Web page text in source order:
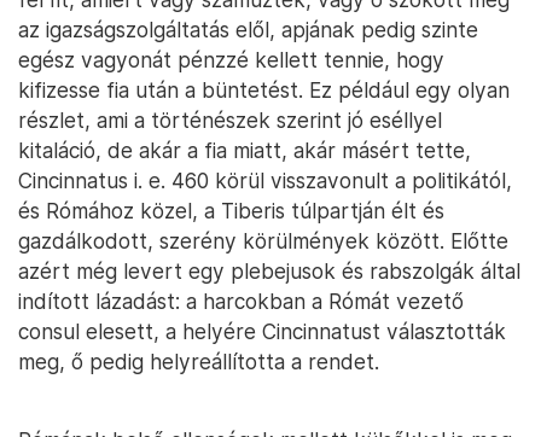
az igazságszolgáltatás elől, apjának pedig szinte
egész vagyonát pénzzé kellett tennie, hogy
kifizesse fia után a büntetést. Ez például egy olyan
részlet, ami a történészek szerint jó eséllyel
kitaláció, de akár a fia miatt, akár másért tette,
Cincinnatus i. e. 460 körül visszavonult a politikától,
és Rómához közel, a Tiberis túlpartján élt és
gazdálkodott, szerény körülmények között. Előtte
azért még levert egy plebejusok és rabszolgák által
indított lázadást: a harcokban a Rómát vezető
consul elesett, a helyére Cincinnatust választották
meg, ő pedig helyreállította a rendet.